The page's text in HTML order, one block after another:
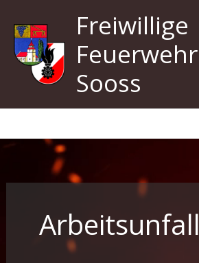
Inhalt
springen
Freiwillige
Feuerwehr
Sooss
Arbeitsunfall